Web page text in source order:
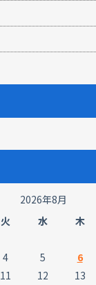
2026年8月
火 水 木
4 5 6
11 12 13